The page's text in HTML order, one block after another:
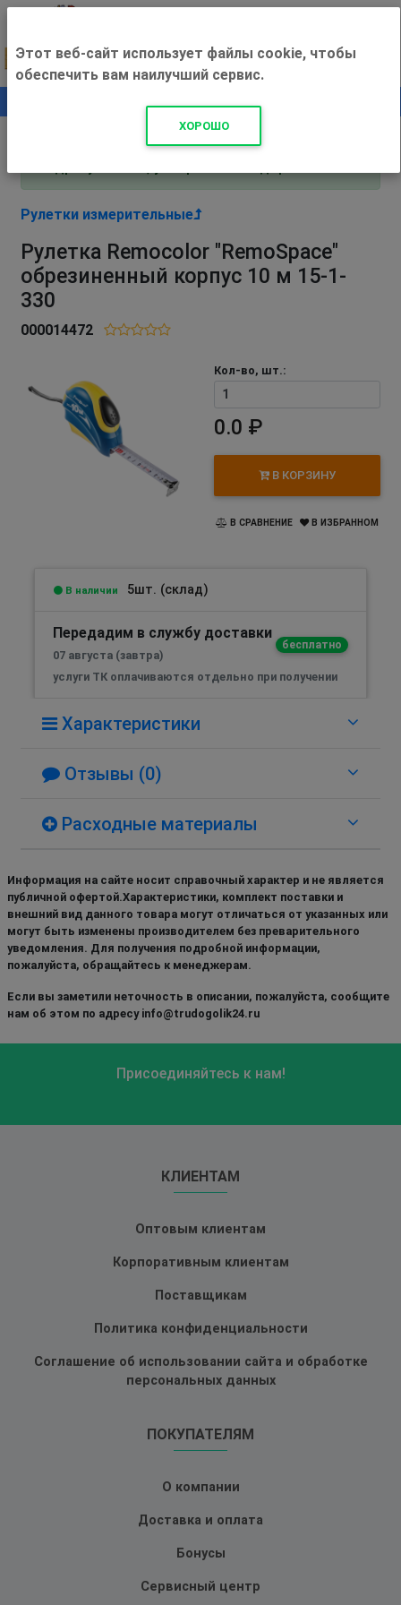
+500 ₽
Внимание! С 3 августа магазин работает по
Рулетки измерительные
Рулетка Remocolor "RemoSpace"
обрезиненный корпус 10 м 15-1-
330
000014472
Кол-во, шт.:
0.0 ₽
В КОРЗИНУ
В СРАВНЕНИЕ В ИЗБРАННОМ
В наличии 5шт. (склад)
Передадим в службу доставки
бесплатно
07 августа (завтра)
услуги ТК оплачиваются отдельно при получении
Характеристики
Отзывы (0)
Расходные материалы
Информация на сайте носит справочный характер и не является
публичной офертой.Характеристики, комплект поставки и
внешний вид данного товара могут отличаться от указанных или
могут быть изменены производителем без преварительного
уведомления. Для получения подробной информации,
пожалуйста, обращайтесь к менеджерам.
Если вы заметили неточность в описании, пожалуйста, сообщите
нам об этом по адресу info@trudogolik24.ru
Присоединяйтесь к нам!
КЛИЕНТАМ
Оптовым клиентам
Корпоративным клиентам
Поставщикам
Политика конфиденциальности
Соглашение об использовании сайта и обработке
персональных данных
ПОКУПАТЕЛЯМ
О компании
Доставка и оплата
Бонусы
Сервисный центр
Этот веб-сайт использует файлы cookie, чтобы
обеспечить вам наилучший сервис.
ХОРОШО